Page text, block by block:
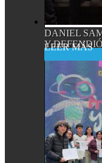
DANIEL
Y